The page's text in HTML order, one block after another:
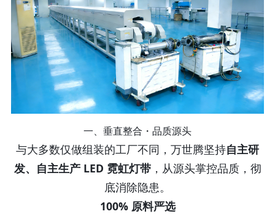
一、垂直整合・品质源头
与大多数仅做组装的工厂不同，万世腾坚持自主研
发、自主生产 LED 霓虹灯带，从源头掌控品质，彻
底消除隐患。
100% 原料严选